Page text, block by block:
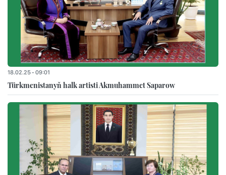
18.02.25 - 09:01
Türkmenistanyň halk artisti Akmuhammet Saparow